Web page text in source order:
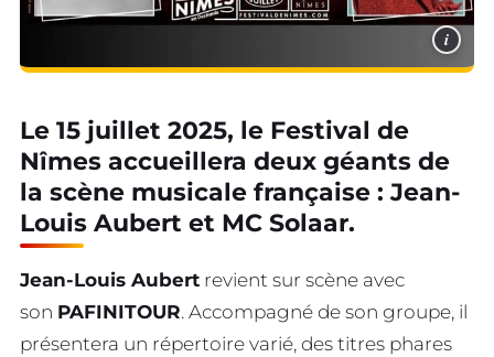
i
Le 15 juillet 2025, le Festival de
Nîmes accueillera deux géants de
la scène musicale française : Jean-
Louis Aubert et MC Solaar.
Jean-Louis Aubert revient sur scène avec
son PAFINITOUR. Accompagné de son groupe, il
présentera un répertoire varié, des titres phares